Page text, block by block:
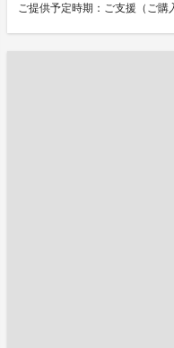
ご提供予定時期：ご支援（ご購